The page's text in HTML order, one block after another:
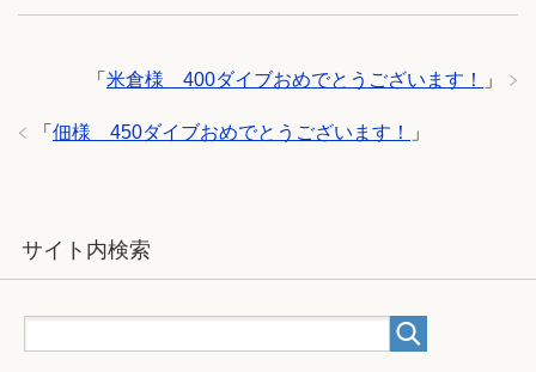
「 米倉様 400ダイブおめでとうございます！ 」
「 佃様 450ダイブおめでとうございます！ 」
サイト内検索